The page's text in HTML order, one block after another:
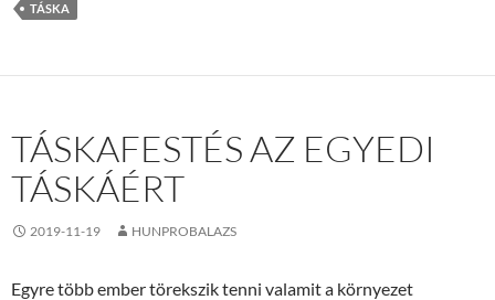
TÁSKA
TÁSKAFESTÉS AZ EGYEDI
TÁSKÁÉRT
2019-11-19 HUNPROBALAZS
Egyre több ember törekszik tenni valamit a környezet